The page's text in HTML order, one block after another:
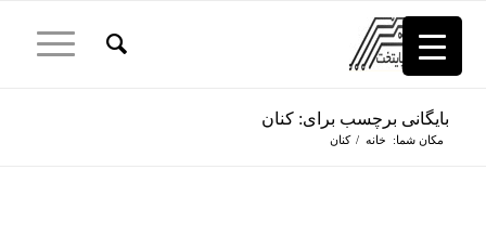
بایگانی برچسب برای: کنان
مکان شما: خانه / کنان